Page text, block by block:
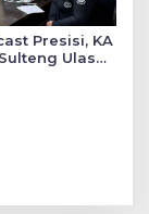
Presisi, KA
Ulas